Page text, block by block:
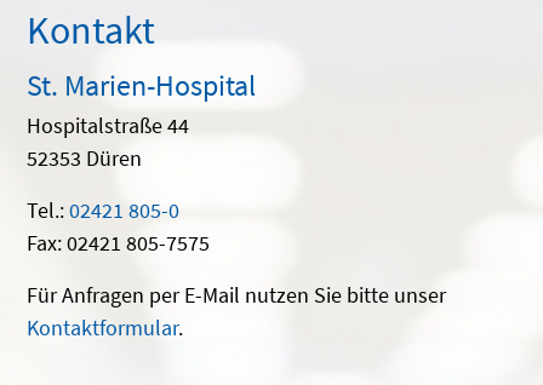
Kontakt
St. Marien-Hospital
Hospitalstraße 44
52353 Düren
Tel.:02421 805-0
Fax: 02421 805-7575
Für Anfragen per E-Mail nutzen Sie bitte unser
Kontaktformular.